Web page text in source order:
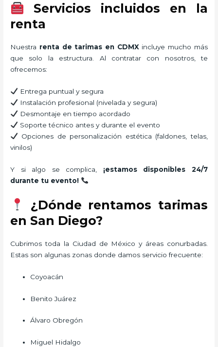
Servicios incluidos en la
renta
Nuestra renta de tarimas en CDMXincluye mucho más
que solo la estructura. Al contratar con nosotros, te
ofrecemos:
Entrega puntual y segura
Instalación profesional (nivelada y segura)
Desmontaje en tiempo acordado
Soporte técnico antes y durante el evento
Opciones de personalización estética (faldones, telas,
vinilos)
Y si algo se complica, ¡estamos disponibles 24/7
durante tu evento!
¿Dónde rentamos tarimas
en San Diego?
Cubrimos toda la Ciudad de México y áreas conurbadas.
Estas son algunas zonas donde damos servicio frecuente:
Coyoacán
Benito Juárez
Álvaro Obregón
Miguel Hidalgo